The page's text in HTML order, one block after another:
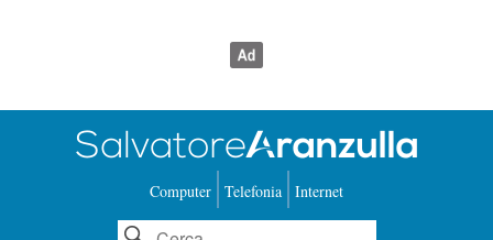
Computer Telefonia Internet